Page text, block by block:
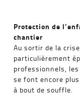
Protection de
chantier
Au sortir de la
particulièrement
professionnels,
se font encore
à bout de souffle.